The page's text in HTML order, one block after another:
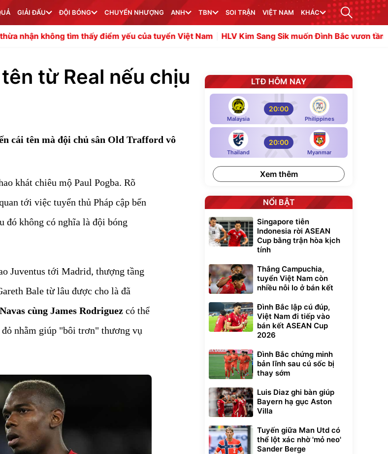
GIẢI ĐẤU ĐỘI BÓNG CHUYỂN NHƯỢNG ANH TBN SOI TRẬN VIỆT NAM KHÁC
tìm thấy điểm yếu của tuyển Việt Nam HLV Kim Sang Sik muốn Đình Bắc vươn tầm châu Á
từ Real nếu chịu
cái tên mà đội chủ sân Old Trafford vô
khát chiêu mộ Paul Pogba. Rõ
tới việc tuyển thủ Pháp cập bến
đó không có nghĩa là đội bóng
Juventus tới Madrid, thượng tầng
Bale từ lâu được cho là đã
cùng James Rodriguez có thể
nhằm giúp "bôi trơn" thương vụ
LTĐ HÔM NAY
Malaysia
20:00
Philippines
Thailand
20:00
Myanmar
Xem thêm
NỔI BẬT
Singapore tiễn
Indonesia rời ASEAN
Cup bằng trận hòa kịch
tính
Thắng Campuchia,
tuyển Việt Nam còn
nhiều nỗi lo ở bán kết
Đình Bắc lập cú đúp,
Việt Nam đi tiếp vào
bán kết ASEAN Cup
2026
Đình Bắc chứng minh
bản lĩnh sau cú sốc bị
thay sớm
Luis Diaz ghi bàn giúp
Bayern hạ gục Aston
Villa
Tuyến giữa Man Utd có
thể lột xác nhờ 'mỏ neo'
Sander Berge